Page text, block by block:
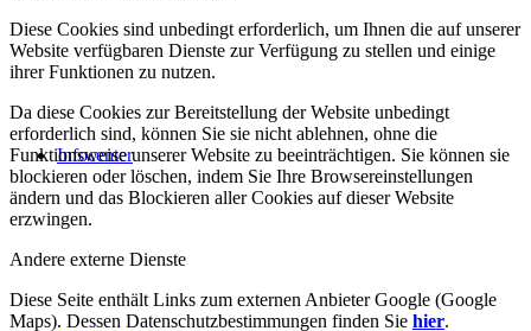
Infocenter
Diese Cookies sind unbedingt erforderlich, um Ihnen die auf unserer
Website verfügbaren Dienste zur Verfügung zu stellen und einige
ihrer Funktionen zu nutzen.
Da diese Cookies zur Bereitstellung der Website unbedingt
erforderlich sind, können Sie sie nicht ablehnen, ohne die
Funktionsweise unserer Website zu beeinträchtigen. Sie können sie
blockieren oder löschen, indem Sie Ihre Browsereinstellungen
ändern und das Blockieren aller Cookies auf dieser Website
erzwingen.
Andere externe Dienste
Diese Seite enthält Links zum externen Anbieter Google (Google
Maps). Dessen Datenschutzbestimmungen finden Sie hier.